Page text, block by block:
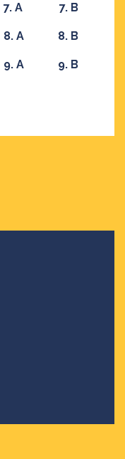
7. A 7. B
8. A 8. B
9. A 9. B